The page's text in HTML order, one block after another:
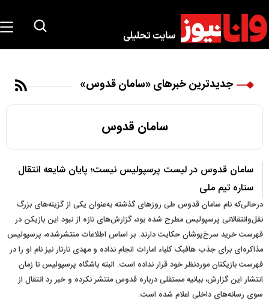
جدیدترین خبرهای «سامان قدوس»
سامان قدوس
سامان قدوس در لیست پرسپولیس نیست؛ پایان شایعه انتقال
ستاره تیم ملی
درحالی‌که نام سامان قدوس طی روزهای گذشته به‌عنوان یکی از گزینه‌های بزرگ
نقل‌وانتقالاتی پرسپولیس مطرح شده بود، گزارش‌های تازه از نبود این بازیکن در
فهرست خرید سرخ‌پوشان حکایت دارند. بر اساس اطلاعات منتشرشده، پرسپولیس
مذاکره‌ای برای جذب هافبک کلباء امارات انجام نداده و مهدی تارتار نیز نام او را در
فهرست بازیکنان موردنظر خود قرار نداده است. البته باشگاه پرسپولیس تا زمان
انتشار این گزارش، بیانیه مستقلی درباره قدوس منتشر نکرده و خبر رد انتقال از
سوی رسانه‌های داخلی اعلام شده است.